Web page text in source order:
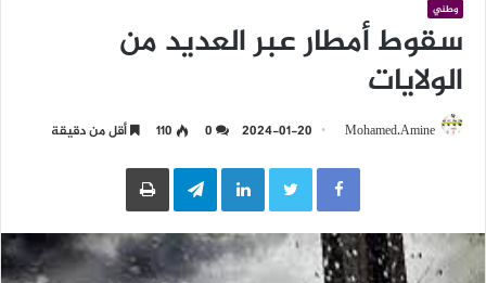
وطني
سقوط أمطار عبر العديد من
الولايات
Mohamed.Amine
2024-01-20
110 أقل من دقيقة
LinkedIn
Telegramطباعة